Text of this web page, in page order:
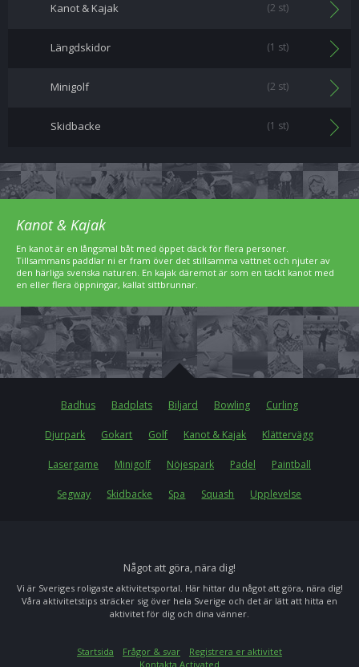
Kanot & Kajak (2 st)
Längdskidor (1 st)
Minigolf (2 st)
Skidbacke (1 st)
Kanot & Kajak
En kanot är en långsmal båt med öppet däck för flera personer.
Tillsammans paddlar ni er fram över det stillsamma vattnet och njuter av
den härliga svenska naturen. En kajak däremot är som en täckt kanot med
en eller flera öppningar, kallat sittbrunnar.
Badhus Badplats Biljard Bowling Curling
Djurpark Gokart Golf Kanot & Kajak Klättervägg
Lasergame Minigolf Nöjespark Padel Paintball
Segway Skidbacke Spa Squash Upplevelse
Något att göra, nära dig!
Vi är Sveriges roligaste aktivitetsportal. Här hittar du något att göra, nära dig!
Våra aktivitetstips sträcker sig över hela Sverige och det är lätt att hitta en
aktivitet för dig och dina vänner.
Startsida Frågor & svar
Registrera er aktivitet
Kontakta Activated